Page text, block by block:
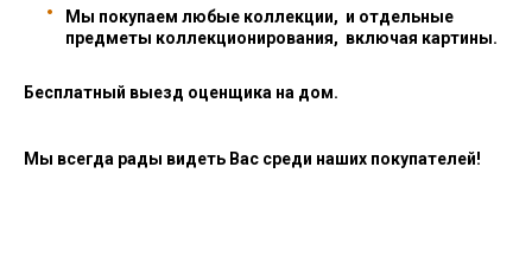
Мы покупаем любые коллекции, и отдельные
предметы коллекционирования, включая картины.
Бесплатный выезд оценщика на дом.
Мы всегда рады видеть Вас среди наших покупателей!